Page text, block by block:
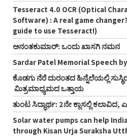
Tesseract 4.0 OCR (Optical
Software) : A real game
guide to use Tesseract!)
ಅನಂತಕುಮಾರ್‌: ಒಂದು ಖಾಸಗಿ ನಮನ
Sardar Patel Memorial Speech
ಕೊಡಗು ನೆರೆ ದುರಂತದ ಹಿನ್ನೆಲೆಯಲ್ಲಿ
ಮಿತ್ರಮಾಧ್ಯಮದ ಒತ್ತಾಯ
ತುಂಟ ಸಿದ್ಧಾರ್ಥ: 2ನೇ ಕ್ಲಾಸಲ್ಲಿ ಕಲಾವಿದ,
Solar water pumps can help
through Kisan Urja Suraksha